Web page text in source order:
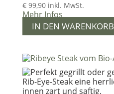
€99,90 inkl. MwSt.
Mehr Infos
IN DEN WARENKORB